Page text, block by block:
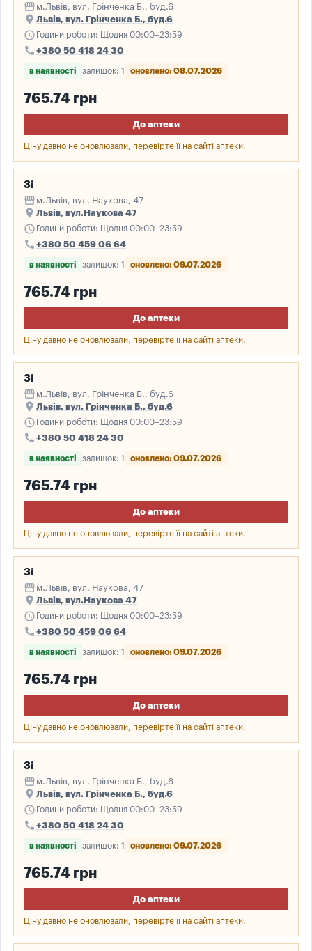
storefront м.Львів, вул. Грінченка Б., буд.6
place Львів, вул. Грінченка Б., буд.6
schedule Години роботи: Щодня 00:00–23:59
call +380 50 418 24 30
в наявності залишок: 1 оновлено: 08.07.2026
765.74 грн
До аптеки
Ціну давно не оновлювали, перевірте її на сайті аптеки.
3і
storefront м.Львів, вул. Наукова, 47
place Львів, вул.Наукова 47
schedule Години роботи: Щодня 00:00–23:59
call +380 50 459 06 64
в наявності залишок: 1 оновлено: 09.07.2026
765.74 грн
До аптеки
Ціну давно не оновлювали, перевірте її на сайті аптеки.
3і
storefront м.Львів, вул. Грінченка Б., буд.6
place Львів, вул. Грінченка Б., буд.6
schedule Години роботи: Щодня 00:00–23:59
call +380 50 418 24 30
в наявності залишок: 1 оновлено: 09.07.2026
765.74 грн
До аптеки
Ціну давно не оновлювали, перевірте її на сайті аптеки.
3і
storefront м.Львів, вул. Наукова, 47
place Львів, вул.Наукова 47
schedule Години роботи: Щодня 00:00–23:59
call +380 50 459 06 64
в наявності залишок: 1 оновлено: 09.07.2026
765.74 грн
До аптеки
Ціну давно не оновлювали, перевірте її на сайті аптеки.
3і
storefront м.Львів, вул. Грінченка Б., буд.6
place Львів, вул. Грінченка Б., буд.6
schedule Години роботи: Щодня 00:00–23:59
call +380 50 418 24 30
в наявності залишок: 1 оновлено: 09.07.2026
765.74 грн
До аптеки
Ціну давно не оновлювали, перевірте її на сайті аптеки.